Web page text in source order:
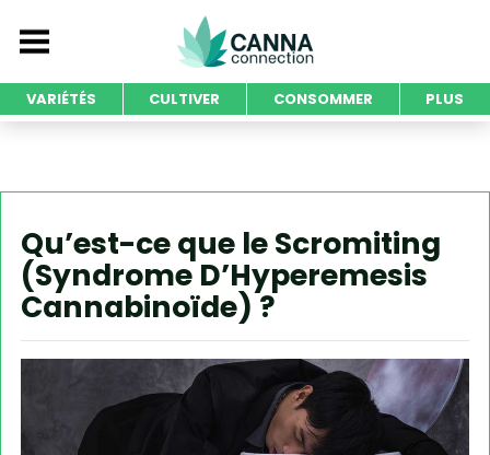
VARIÉTÉS CULTIVER CONSOMMER PLUS
Qu’est-ce que le Scromiting
(Syndrome D’Hyperemesis
Cannabinoïde) ?